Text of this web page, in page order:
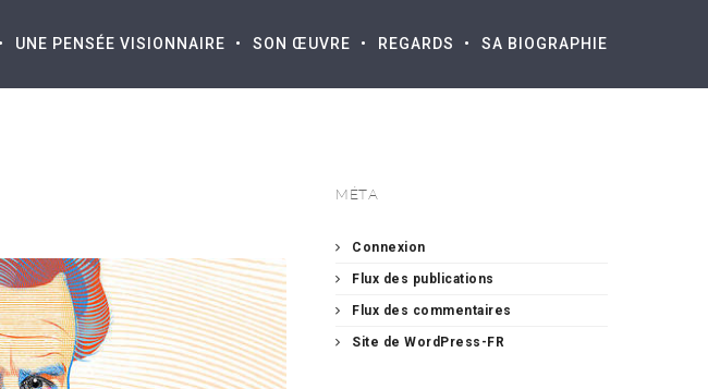
UNE PENSÉE VISIONNAIRE SON ŒUVRE REGARDS SA BIOGRAPHIE
MÉTA
Connexion
Flux des publications
Flux des commentaires
Site de WordPress-FR